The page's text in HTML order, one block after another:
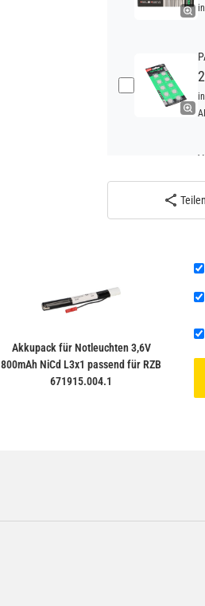
Teilen
Akkupack für Notleuchten 3,6V
800mAh NiCd L3x1 passend für RZB
671915.004.1